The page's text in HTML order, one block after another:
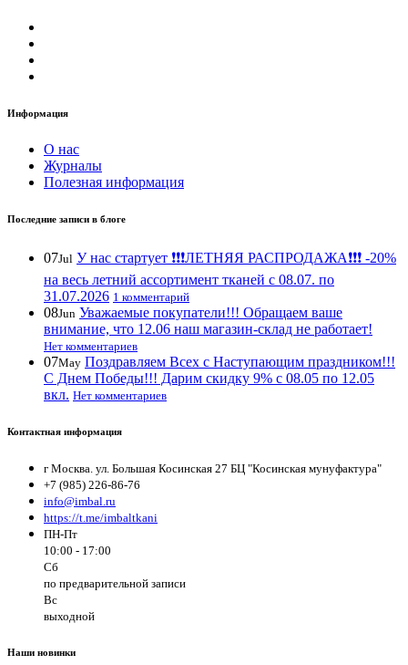
Информация
О нас
Журналы
Полезная информация
Последние записи в блоге
07Jul У нас стартует ❗️❗️❗️ЛЕТНЯЯ РАСПРОДАЖА❗️❗️❗️ -20%
на весь летний ассортимент тканей с 08.07. по
31.07.2026 1 комментарий
08Jun Уважаемые покупатели!!! Обращаем ваше
внимание, что 12.06 наш магазин-склад не работает!
Нет комментариев
07May Поздравляем Всех с Наступающим праздником!!!
С Днем Победы!!! Дарим скидку 9% с 08.05 по 12.05
вкл. Нет комментариев
Контактная информация
г Москва. ул. Большая Косинская 27 БЦ "Косинская мунуфактура"
+7 (985) 226-86-76
info@imbal.ru
https://t.me/imbaltkani
ПН-Пт
10:00 - 17:00
Сб
по предварительной записи
Вс
выходной
Наши новинки